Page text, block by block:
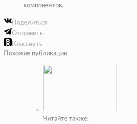
компонентов.
Поделиться
Отправить
Класснуть
Похожие публикации
Читайте также: